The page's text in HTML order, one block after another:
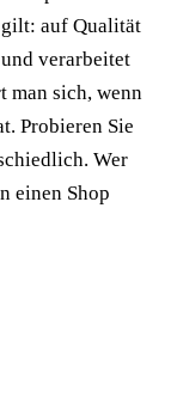
gilt: auf Qualität
verarbeitet
man sich, wenn
Probieren Sie
Wer
einen Shop